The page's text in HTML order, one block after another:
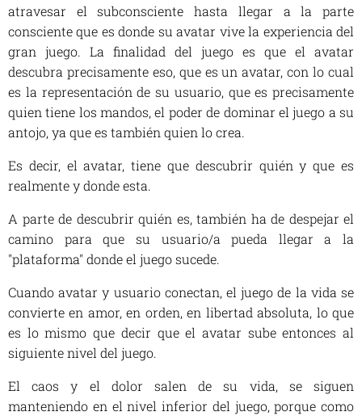
atravesar el subconsciente hasta llegar a la parte
consciente que es donde su avatar vive la experiencia del
gran juego. La finalidad del juego es que el avatar
descubra precisamente eso, que es un avatar, con lo cual
es la representación de su usuario, que es precisamente
quien tiene los mandos, el poder de dominar el juego a su
antojo, ya que es también quien lo crea.
Es decir, el avatar, tiene que descubrir quién y que es
realmente y donde esta.
A parte de descubrir quién es, también ha de despejar el
camino para que su usuario/a pueda llegar a la
"plataforma" donde el juego sucede.
Cuando avatar y usuario conectan, el juego de la vida se
convierte en amor, en orden, en libertad absoluta, lo que
es lo mismo que decir que el avatar sube entonces al
siguiente nivel del juego.
El caos y el dolor salen de su vida, se siguen
manteniendo en el nivel inferior del juego, porque como